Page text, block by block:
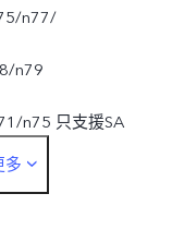
n77/
n79
n75 只支援SA
能力的支援取決於運營
多